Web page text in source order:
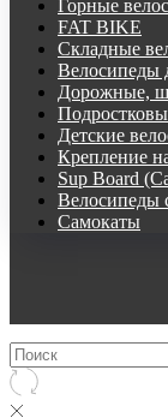
Горные
FAT BIKE
Складные
Велосипеды
Дорожные,
Детские
Крепление
Sup Board
Велосипеды
Самокаты